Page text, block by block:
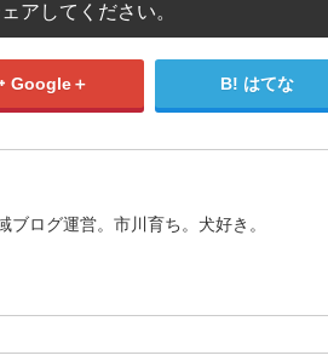
アしてください。
Google＋ はてな
ブログ運営。市川育ち。犬好き。